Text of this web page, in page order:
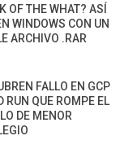
OF THE WHAT? ASÍ
WINDOWS CON UN
ARCHIVO .RAR
FALLO EN GCP
RUN QUE ROMPE EL
DE MENOR